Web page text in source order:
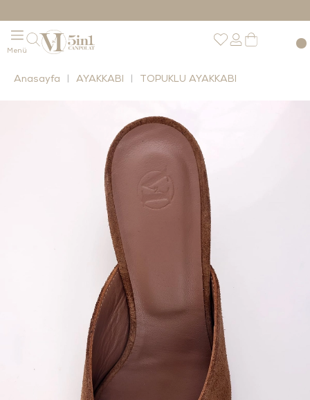
Anasayfa AYAKKABI TOPUKLU AYAKKABI